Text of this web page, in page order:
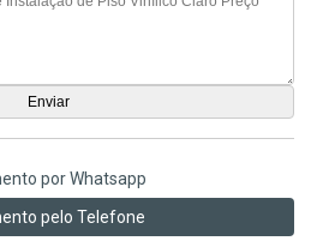
por Whatsapp
pelo Telefone